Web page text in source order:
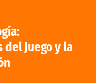
Juego y la